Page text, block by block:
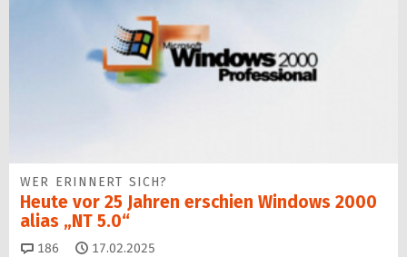
WER ERINNERT SICH?
Heute vor 25 Jahren erschien Windows 2000
alias „NT 5.0“
186 Kommentare
17.02.2025